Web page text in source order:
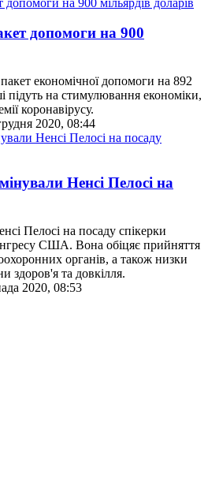
допомоги на 900
економічної допомоги на 892
підуть на стимулювання економіки,
коронавірусу.
2020, 08:44
Ненсі Пелосі на
Пелосі на посаду спікерки
США. Вона обіцяє прийняття
органів, а також низки
здоров'я та довкілля.
2020, 08:53